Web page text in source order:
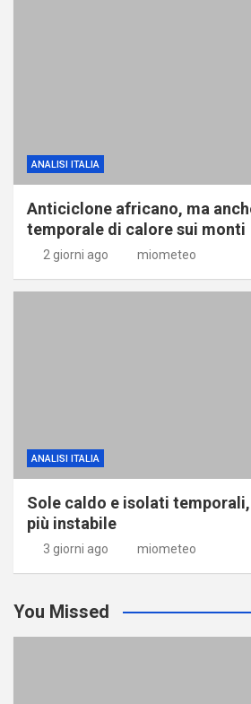
ANALISI ITALIA
Anticiclone africano, ma
temporale di calore sui monti
2 giorni ago miometeo
ANALISI ITALIA
Sole caldo e isolati
più instabile
3 giorni ago miometeo
You Missed